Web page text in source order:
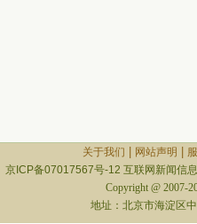
关于我们 网站声明
京ICP备07017567号-12 互联网新闻信
Copyright @ 2007-
地址：北京市海淀区